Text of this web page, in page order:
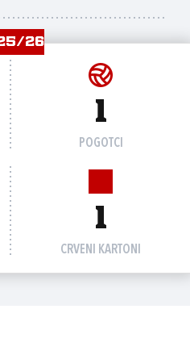
26
1
POGOTCI
1
CRVENI KARTONI